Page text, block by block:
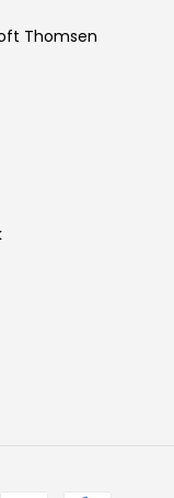
Thomsen